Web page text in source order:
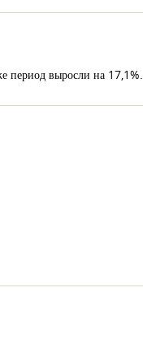
период выросли на 17,1%.